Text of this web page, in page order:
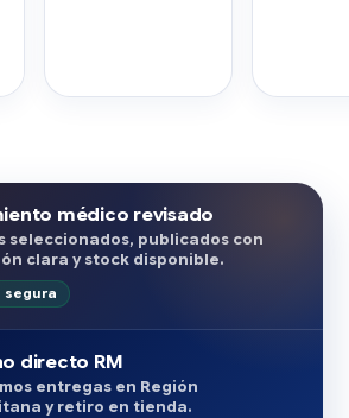
médico revisado
seleccionados, publicados con
clara y stock disponible.
segura
directo RM
entregas en Región
y retiro en tienda.